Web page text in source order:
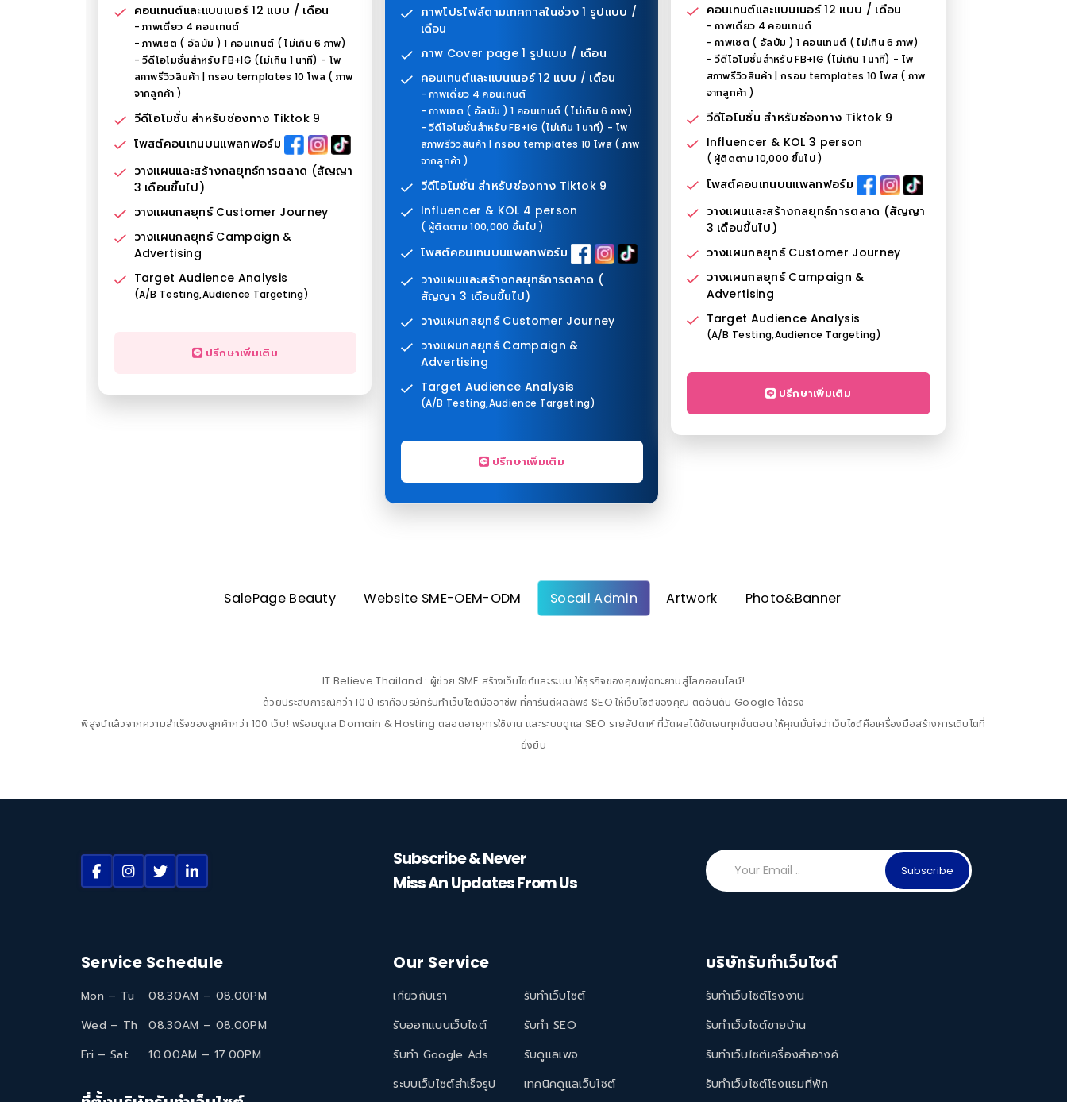
คอนเทนต์และแบนเนอร์ 12 แบบ / เดือน
- ภาพเดี่ยว 4 คอนเทนต์
- ภาพเซต ( อัลบัม ) 1 คอนเทนต์ ( ไม่เกิน 6 ภาพ)
- วีดีโอโมชั่นสำหรับ FB+IG (ไม่เกิน 1 นาที) - โพ
สภาพรีวิวสินค้า | กรอบ templates 10 โพส ( ภาพ
จากลูกค้า )
วีดีโอโมชั่น สำหรับช่องทาง Tiktok 9
โพสต์คอนเทนบนแพลทฟอร์ม
วางแผนและสร้างกลยุทธ์การตลาด (สัญญา
3 เดือนขึ้นไป)
วางแผนกลยุทธ์ Customer Journey
วางแผนกลยุทธ์ Campaign &
Advertising
Target Audience Analysis
(A/B Testing,Audience Targeting)
ปรึกษาเพิ่มเติม
ภาพโปรไฟล์ตามเทศกาลในช่วง 1 รูปแบบ /
เดือน
ภาพ Cover page 1 รูปแบบ / เดือน
คอนเทนต์และแบนเนอร์ 12 แบบ / เดือน
- ภาพเดี่ยว 4 คอนเทนต์
- ภาพเซต ( อัลบัม ) 1 คอนเทนต์ ( ไม่เกิน 6 ภาพ)
- วีดีโอโมชั่นสำหรับ FB+IG (ไม่เกิน 1 นาที) - โพ
สภาพรีวิวสินค้า | กรอบ templates 10 โพส ( ภาพ
จากลูกค้า )
วีดีโอโมชั่น สำหรับช่องทาง Tiktok 9
Influencer & KOL 4 person
( ผู้ติดตาม 100,000 ขึ้นไป )
โพสต์คอนเทนบนแพลทฟอร์ม
วางแผนและสร้างกลยุทธ์การตลาด (
สัญญา 3 เดือนขึ้นไป)
วางแผนกลยุทธ์ Customer Journey
วางแผนกลยุทธ์ Campaign &
Advertising
Target Audience Analysis
(A/B Testing,Audience Targeting)
ปรึกษาเพิ่มเติม
คอนเทนต์และแบนเนอร์ 12 แบบ / เดือน
- ภาพเดี่ยว 4 คอนเทนต์
- ภาพเซต ( อัลบัม ) 1 คอนเทนต์ ( ไม่เกิน 6 ภาพ)
- วีดีโอโมชั่นสำหรับ FB+IG (ไม่เกิน 1 นาที) - โพ
สภาพรีวิวสินค้า | กรอบ templates 10 โพส ( ภาพ
จากลูกค้า )
วีดีโอโมชั่น สำหรับช่องทาง Tiktok 9
Influencer & KOL 3 person
( ผู้ติดตาม 10,000 ขึ้นไป )
โพสต์คอนเทนบนแพลทฟอร์ม
วางแผนและสร้างกลยุทธ์การตลาด (สัญญา
3 เดือนขึ้นไป)
วางแผนกลยุทธ์ Customer Journey
วางแผนกลยุทธ์ Campaign &
Advertising
Target Audience Analysis
(A/B Testing,Audience Targeting)
ปรึกษาเพิ่มเติม
SalePage Beauty Website SME-OEM-ODM Socail Admin Artwork Photo&Banner
IT Believe Thailand : ผู้ช่วย SME สร้างเว็บไซต์และระบบ ให้ธุรกิจของคุณพุ่งทะยานสู่โลกออนไลน์!
ด้วยประสบการณ์กว่า 10 ปี เราคือบริษัทรับทำเว็บไซต์มืออาชีพ ที่การันตีผลลัพธ์ SEO ให้เว็บไซต์ของคุณ ติดอันดับ Google ได้จริง
พิสูจน์แล้วจากความสำเร็จของลูกค้ากว่า 100 เว็บ! พร้อมดูแล Domain & Hosting ตลอดอายุการใช้งาน และระบบดูแล SEO รายสัปดาห์ ที่วัดผลได้ชัดเจนทุกขั้นตอน ให้คุณมั่นใจว่าเว็บไซต์คือเครื่องมือสร้างการเติบโตที่
ยั่งยืน
Subscribe & Never
Miss An Updates From Us
Subscribe
Service Schedule
Mon – Tu
08.30AM – 08.00PM
Wed – Th
08.30AM – 08.00PM
Fri – Sat
10.00AM – 17.00PM
Our Service
เกียวกับเรา
รับทำเว็บไซต์
รับออกแบบเว็บไซต์
รับทำ SEO
รับทำ Google Ads
รับดูแลเพจ
ระบบเว็บไซต์สำเร็จรูป
เทคนิคดูแลเว็บไซต์
บริษัทรับทำเว็บไซต์
รับทำเว็บไซต์โรงงาน
รับทำเว็บไซต์ขายบ้าน
รับทำเว็บไซต์เครื่องสำอางค์
รับทำเว็บไซต์โรงแรมที่พัก